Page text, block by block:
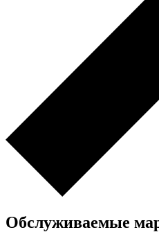
Обслуживаемые